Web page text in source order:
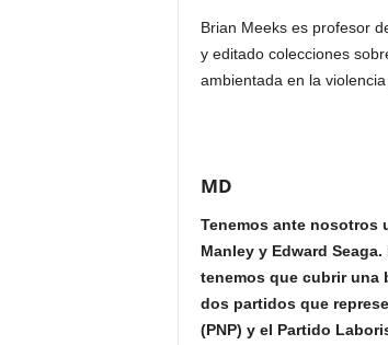
Brian Meeks es profesor
y editado colecciones
ambientada en la
MD
Tenemos ante nosotros
Manley y Edward
tenemos que cubrir una
dos partidos que
(PNP) y el Partido